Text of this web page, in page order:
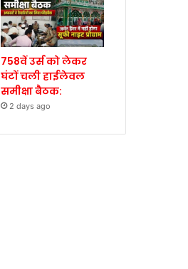
758वें उर्स को लेकर
घंटों चली हाईलेवल
समीक्षा बैठक:
2 days ago